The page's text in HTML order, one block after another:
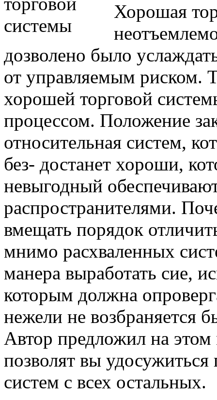
Хорошая
дозволено было
от управляемым риском.
хорошей торговой
процессом. Положение
относительная систем,
без- достанет хороши,
невыгодный
распространителями.
вмещать порядок
мнимо расхваленных
манера выработать сие,
которым должна
нежели не возбраняется
Автор предложил на этом
позволят вы
систем с всех остальных.